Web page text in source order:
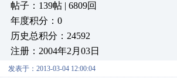
帖子：139帖 | 6809回
年度积分：0
历史总积分：24592
注册：2004年2月03日
发表于：2013-03-04 12:00:04